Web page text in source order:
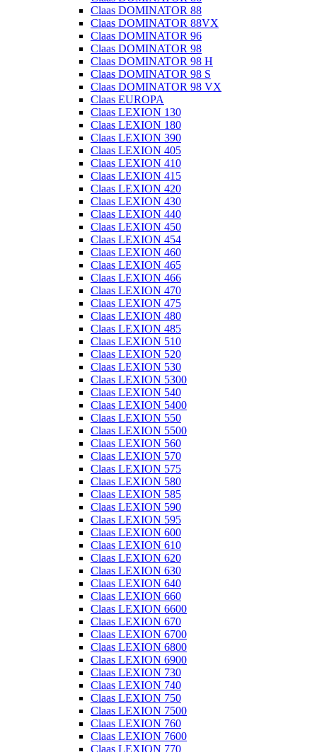
Claas DOMINATOR 88
Claas DOMINATOR 88VX
Claas DOMINATOR 96
Claas DOMINATOR 98
Claas DOMINATOR 98 H
Claas DOMINATOR 98 S
Claas DOMINATOR 98 VX
Claas EUROPA
Claas LEXION 130
Claas LEXION 180
Claas LEXION 390
Claas LEXION 405
Claas LEXION 410
Claas LEXION 415
Claas LEXION 420
Claas LEXION 430
Claas LEXION 440
Claas LEXION 450
Claas LEXION 454
Claas LEXION 460
Claas LEXION 465
Claas LEXION 466
Claas LEXION 470
Claas LEXION 475
Claas LEXION 480
Claas LEXION 485
Claas LEXION 510
Claas LEXION 520
Claas LEXION 530
Claas LEXION 5300
Claas LEXION 540
Claas LEXION 5400
Claas LEXION 550
Claas LEXION 5500
Claas LEXION 560
Claas LEXION 570
Claas LEXION 575
Claas LEXION 580
Claas LEXION 585
Claas LEXION 590
Claas LEXION 595
Claas LEXION 600
Claas LEXION 610
Claas LEXION 620
Claas LEXION 630
Claas LEXION 640
Claas LEXION 660
Claas LEXION 6600
Claas LEXION 670
Claas LEXION 6700
Claas LEXION 6800
Claas LEXION 6900
Claas LEXION 730
Claas LEXION 740
Claas LEXION 750
Claas LEXION 7500
Claas LEXION 760
Claas LEXION 7600
Claas LEXION 770